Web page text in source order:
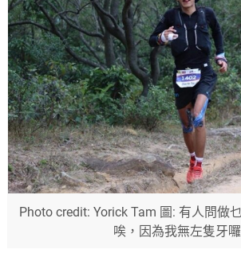
Photo credit: Yorick Tam 圖: 有人問做
唉，因為我無左隻牙